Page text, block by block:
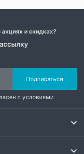
и скидках?
Подписаться
с условиями